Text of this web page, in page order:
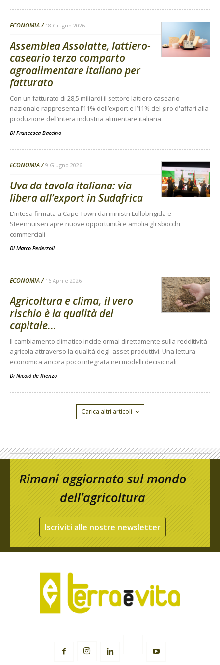
ECONOMIA 18 Giugno 2026
Assemblea Assolatte, lattiero-
caseario terzo comparto
agroalimentare italiano per
fatturato
Con un fatturato di 28,5 miliardi il settore lattiero caseario
nazionale rappresenta l’11% dell’export e l’11% del giro d'affari alla
produzione dell’intera industria alimentare italiana
Di Francesca Baccino
ECONOMIA 9 Giugno 2026
Uva da tavola italiana: via
libera all’export in Sudafrica
L'intesa firmata a Cape Town dai ministri Lollobrigida e
Steenhuisen apre nuove opportunità e amplia gli sbocchi
commerciali
Di Marco Pederzoli
ECONOMIA 16 Aprile 2026
Agricoltura e clima, il vero
rischio è la qualità del
capitale...
Il cambiamento climatico incide ormai direttamente sulla redditività
agricola attraverso la qualità degli asset produttivi. Una lettura
economica ancora poco integrata nei modelli decisionali
Di Nicolò de Rienzo
Carica altri articoli
Rimani aggiornato sul mondo
dell’agricoltura
Iscriviti alle nostre newsletter